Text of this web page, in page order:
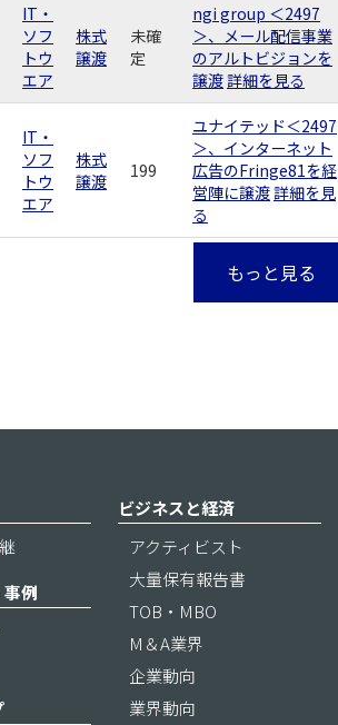
IT・
ソフ
トウ
エア
株式
譲渡
未確
定
ngi group ＜2497
＞、メール配信事業
のアルトビジョンを
譲渡詳細を見る
IT・
ソフ
トウ
エア
株式
譲渡
199
ユナイテッド＜2497
＞、インターネット
広告のFringe81を経
営陣に譲渡詳細を見
る
もっと見る
例
ビジネスと経済
アクティビスト
大量保有報告書
TOB・MBO
M＆A業界
企業動向
業界動向